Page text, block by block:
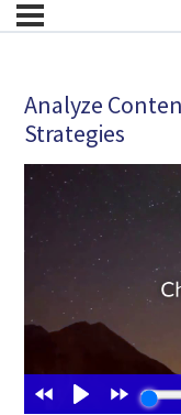
Analyze
Strategies